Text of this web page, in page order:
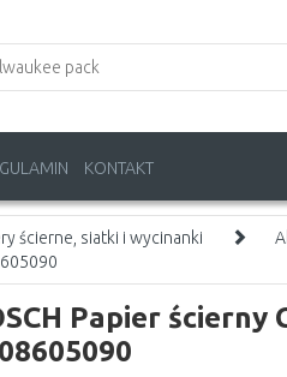
KONTAKT
ścierne, siatki i wycinanki
Papier ścierny